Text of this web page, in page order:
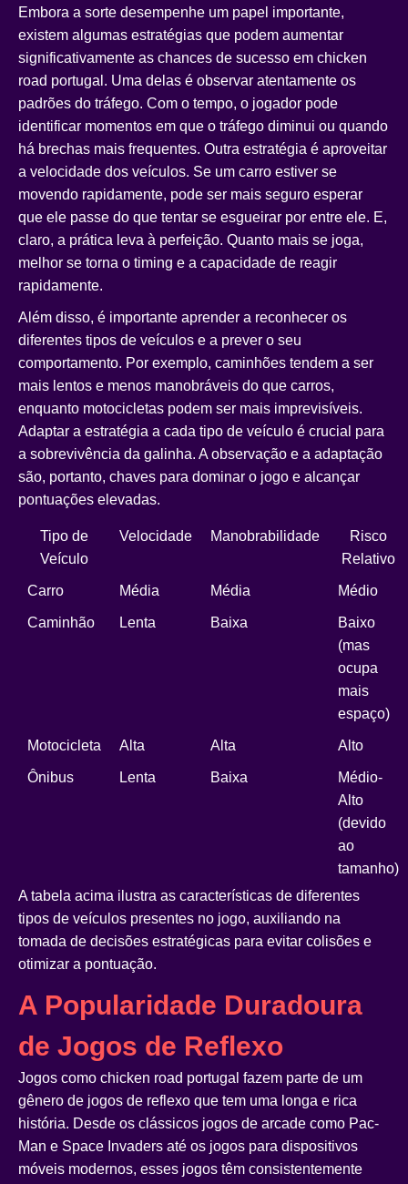
Embora a sorte desempenhe um papel importante,
existem algumas estratégias que podem aumentar
significativamente as chances de sucesso em chicken
road portugal . Uma delas é observar atentamente os
padrões do tráfego. Com o tempo, o jogador pode
identificar momentos em que o tráfego diminui ou quando
há brechas mais frequentes. Outra estratégia é aproveitar
a velocidade dos veículos. Se um carro estiver se
movendo rapidamente, pode ser mais seguro esperar
que ele passe do que tentar se esgueirar por entre ele. E,
claro, a prática leva à perfeição. Quanto mais se joga,
melhor se torna o timing e a capacidade de reagir
rapidamente.
Além disso, é importante aprender a reconhecer os
diferentes tipos de veículos e a prever o seu
comportamento. Por exemplo, caminhões tendem a ser
mais lentos e menos manobráveis do que carros,
enquanto motocicletas podem ser mais imprevisíveis.
Adaptar a estratégia a cada tipo de veículo é crucial para
a sobrevivência da galinha. A observação e a adaptação
são, portanto, chaves para dominar o jogo e alcançar
pontuações elevadas.
Tipo de
Veículo
Velocidade Manobrabilidade
Risco
Relativo
Carro Média Média Médio
Caminhão Lenta Baixa
Baixo
(mas
ocupa
mais
espaço)
Motocicleta Alta Alta Alto
Ônibus Lenta Baixa
Médio-
Alto
(devido
ao
tamanho)
A tabela acima ilustra as características de diferentes
tipos de veículos presentes no jogo, auxiliando na
tomada de decisões estratégicas para evitar colisões e
otimizar a pontuação.
A Popularidade Duradoura
de Jogos de Reflexo
Jogos como chicken road portugal fazem parte de um
gênero de jogos de reflexo que tem uma longa e rica
história. Desde os clássicos jogos de arcade como Pac-
Man e Space Invaders até os jogos para dispositivos
móveis modernos, esses jogos têm consistentemente